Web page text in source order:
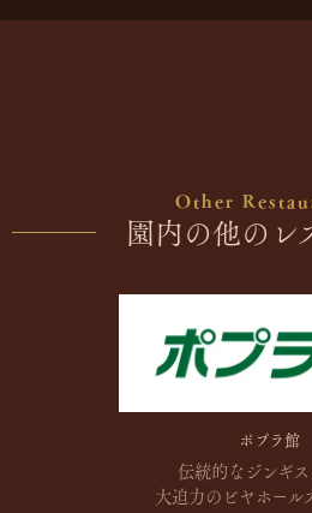
Other
園内の他のレ
ポプラ館
伝統的なジンギ
大迫力のビヤホール